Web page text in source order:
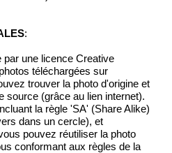
:
par une licence Creative
téléchargées sur
trouver la photo d'origine et
source (grâce au lien internet).
la règle 'SA' (Share Alike)
dans un cercle), et
pouvez réutiliser la photo
conformant aux règles de la